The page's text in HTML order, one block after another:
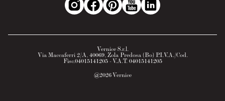
@2026Vernice
Vernice S.r.l.
Via Maccaferri 2/A, 40069, Zola Predosa (Bo) P.I.V.A./Cod.
Fisc.04015141205 - V.A.T. 04015141205